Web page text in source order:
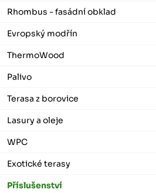
Rhombus - fasádní obklad
Evropský modřín
ThermoWood
Palivo
Terasa z borovice
Lasury a oleje
WPC
Exotické terasy
Příslušenství